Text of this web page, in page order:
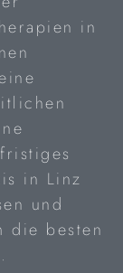
in
in Linz
und
die besten